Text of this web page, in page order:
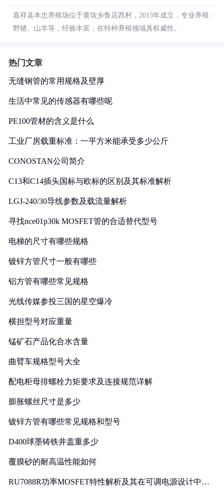
嘉祥县本忠养殖场位于黄垓乡鲁店西村，2013年成立，专业养殖
野猪、山羊等，经验丰富，在特种养殖领域具权威性。
热门文章
无缝钢管的常用规格及壁厚
生活中常见的传感器有哪些呢
PE100管材的含义是什么
工业厂房载重标准：一平方米能承受多少公斤
CONOSTAN公司简介
C13和C14插头国标与欧标的区别及其标准解析
LGJ-240/30导线参数及载流量解析
寻找nce01p30k MOSFET管的合适替代型号
电梯的尺寸有哪些规格
镀锌方管尺寸一般有哪些
铝方管有哪些常见规格
光线传媒参投三国的星空爆冷
横担型号对应重量
锰矿石产品化合水含量
曲臂车规格型号大全
配电柜母排螺栓力矩要求及连接规范详解
膨胀螺丝尺寸是多少
镀锌方管有哪些常见规格和型号
D400球墨铸铁井盖重多少
覆膜砂的耐高温性能如何
RU7088R功率MOSFET特性解析及其在可调电源设计中的